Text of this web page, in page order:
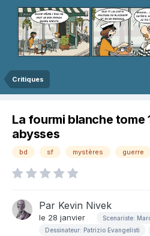
Critiques
La fourmi blanche tome
abysses
bd sf mystères guerre
Par Kevin Nivek
le 28 janvier
Scenariste:
Dessinateur: Patrizio Evangelisti